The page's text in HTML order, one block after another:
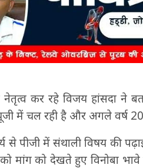
नेतृत्व कर रहे विजय हांसदा ने
में चल रही है और अगले वर्ष
से पीजी में संथाली विषय की
मांग को देखते हुए विनोबा भावे